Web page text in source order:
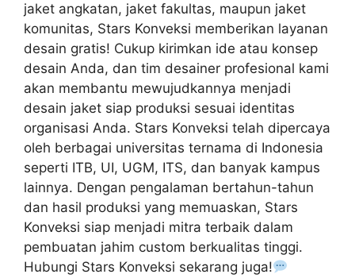
jaket angkatan, jaket fakultas, maupun jaket
komunitas, Stars Konveksi memberikan layanan
desain gratis! Cukup kirimkan ide atau konsep
desain Anda, dan tim desainer profesional kami
akan membantu mewujudkannya menjadi
desain jaket siap produksi sesuai identitas
organisasi Anda. Stars Konveksi telah dipercaya
oleh berbagai universitas ternama di Indonesia
seperti ITB, UI, UGM, ITS, dan banyak kampus
lainnya. Dengan pengalaman bertahun-tahun
dan hasil produksi yang memuaskan, Stars
Konveksi siap menjadi mitra terbaik dalam
pembuatan jahim custom berkualitas tinggi.
Hubungi Stars Konveksi sekarang juga!